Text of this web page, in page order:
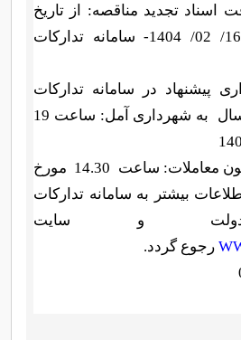
اسناد تجدید مناقصه: از تاریخ
سامانه تدارکات
پیشنهاد در سامانه تدارکات
به شهرداری آمل: ساعت 19
معاملات: ساعت
مورخ
بیشتر به سامانه تدارکات
دولت و سایت
رجوع گردد.